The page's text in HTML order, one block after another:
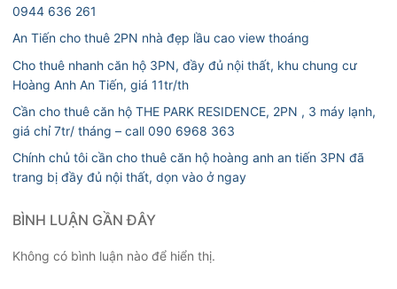
0944 636 261
An Tiến cho thuê 2PN nhà đẹp lầu cao view thoáng
Cho thuê nhanh căn hộ 3PN, đầy đủ nội thất, khu chung cư
Hoàng Anh An Tiến, giá 11tr/th
Cần cho thuê căn hộ THE PARK RESIDENCE, 2PN , 3 máy lạnh,
giá chỉ 7tr/ tháng – call 090 6968 363
Chính chủ tôi cần cho thuê căn hộ hoàng anh an tiến 3PN đã
trang bị đầy đủ nội thất, dọn vào ở ngay
BÌNH LUẬN GẦN ĐÂY
Không có bình luận nào để hiển thị.